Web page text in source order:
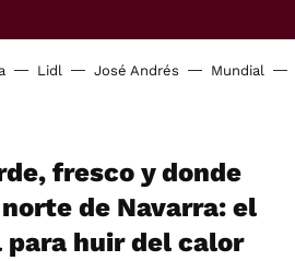
Lidl José Andrés Mundial
fresco y donde
de Navarra: el
para huir del calor